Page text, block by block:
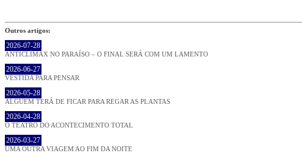
Outros artigos:
2026-07-28
ANTICLÍMAX NO PARAÍSO – O FINAL SERÁ COM UM LAMENTO
2026-06-27
VESTIDA PARA PENSAR
2026-05-28
ALGUÉM TERÁ DE FICAR PARA REGAR AS PLANTAS
2026-04-28
O TEATRO DO ACONTECIMENTO TOTAL
2026-03-27
UMA OUTRA VIAGEM AO FIM DA NOITE